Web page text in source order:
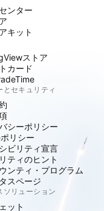
ンター
キット
ストア
カード
とセキュリティ
シーポリシー
リシー
ビリティ宣言
ティのヒント
ンティ・プログラム
スページ
ソリューション
ット